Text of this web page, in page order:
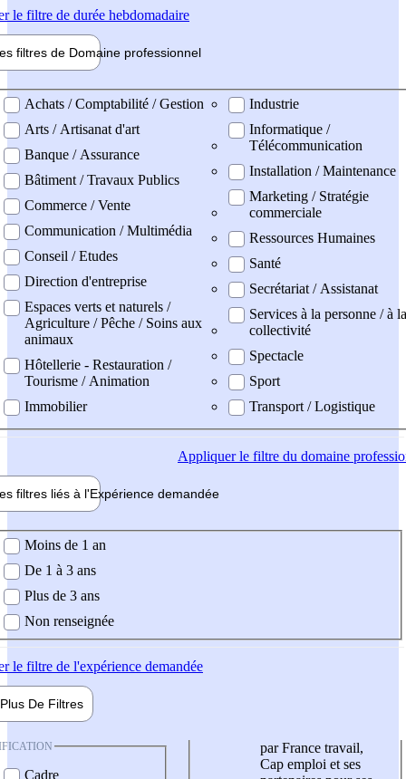
le filtre de durée hebdomadaire
filtres de Domaine professionnel
professionel
Achats / Comptabilité / Gestion
Arts / Artisanat d'art
Banque / Assurance
Bâtiment / Travaux Publics
Commerce / Vente
Communication / Multimédia
Conseil / Etudes
Direction d'entreprise
Espaces verts et naturels /
Agriculture / Pêche / Soins aux
animaux
Hôtellerie - Restauration /
Tourisme / Animation
Immobilier
Industrie
Informatique /
Télécommunication
Installation / Maintenance
Marketing / Stratégie
commerciale
Ressources Humaines
Santé
Secrétariat / Assistanat
Services à la personne / à la
collectivité
Spectacle
Sport
Transport / Logistique
Appliquerle filtre du domaine
filtres liés à l'Expérience demandée
demandée
Moins de 1 an
De 1 à 3 ans
Plus de 3 ans
Non renseignée
le filtre de l'expérience demandée
Plus De Filtres
Cadre
par France travail,
Cap emploi et ses